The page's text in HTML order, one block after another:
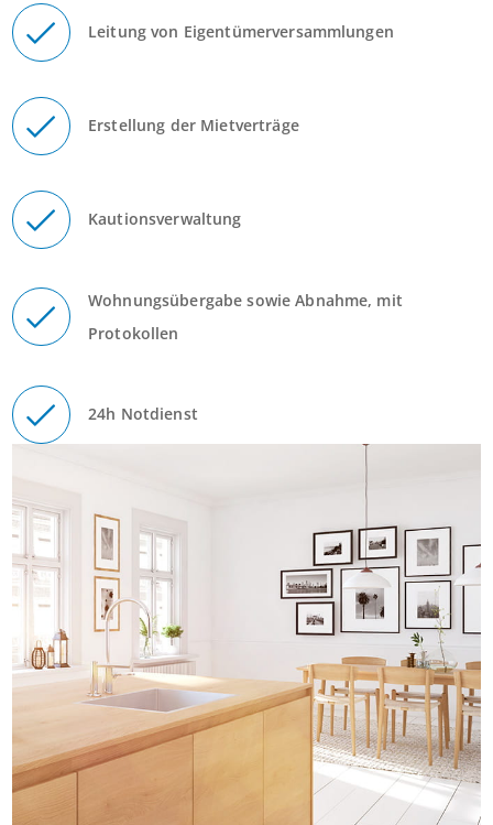
Leitung von Eigentümerversammlungen
Erstellung der Mietverträge
Kautionsverwaltung
Wohnungsübergabe sowie Abnahme, mit
Protokollen
24h Notdienst